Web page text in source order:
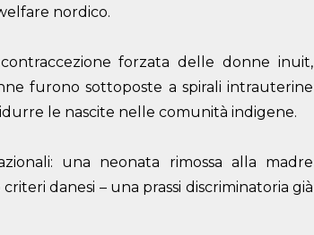
nordico.
forzata delle donne inuit,
furono sottoposte a spirali intrauterine
le nascite nelle comunità indigene.
una neonata rimossa alla madre
danesi – una prassi discriminatoria già